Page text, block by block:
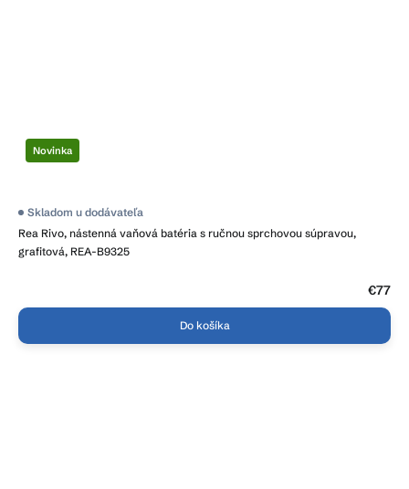
Novinka
Rea Rivo, nástenná vaňová batéria s ručnou sprchovou súpravou,
grafitová, REA-B9325
Skladom u dodávateľa
€77
Do košíka